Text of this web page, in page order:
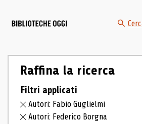
Raffina la ricerca
Filtri applicati
Autori: Fabio Guglielmi
Autori: Federico Borgna